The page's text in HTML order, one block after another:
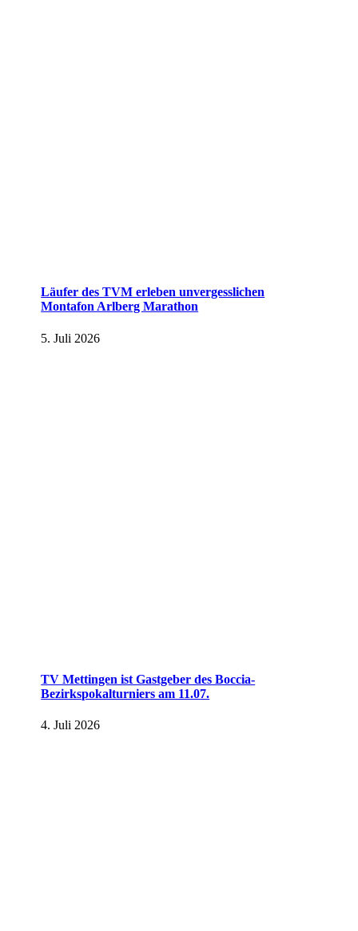
Läufer des TVM erleben unvergesslichen
Montafon Arlberg Marathon
5. Juli 2026
TV Mettingen ist Gastgeber des Boccia-
Bezirkspokalturniers am 11.07.
4. Juli 2026